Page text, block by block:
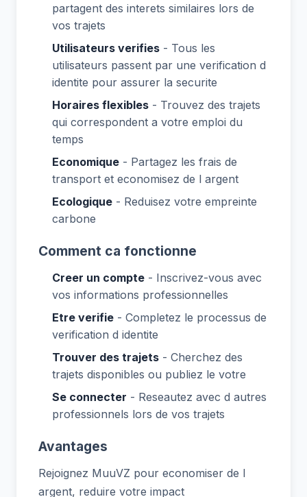
partagent des interets similaires lors de
vos trajets
Utilisateurs verifies - Tous les
utilisateurs passent par une verification d
identite pour assurer la securite
Horaires flexibles - Trouvez des trajets
qui correspondent a votre emploi du
temps
Economique - Partagez les frais de
transport et economisez de l argent
Ecologique - Reduisez votre empreinte
carbone
Comment ca fonctionne
Creer un compte - Inscrivez-vous avec
vos informations professionnelles
Etre verifie - Completez le processus de
verification d identite
Trouver des trajets - Cherchez des
trajets disponibles ou publiez le votre
Se connecter - Reseautez avec d autres
professionnels lors de vos trajets
Avantages
Rejoignez MuuVZ pour economiser de l
argent, reduire votre impact